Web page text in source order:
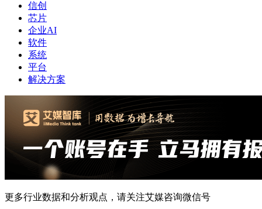
信创
芯片
企业AI
软件
系统
平台
解决方案
更多行业数据和分析观点，请关注艾媒咨询微信号